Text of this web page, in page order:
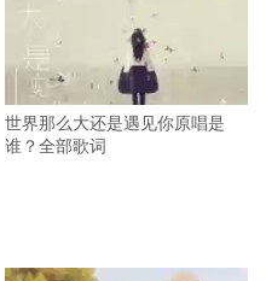
世界那么大还是遇见你原唱是
谁？全部歌词